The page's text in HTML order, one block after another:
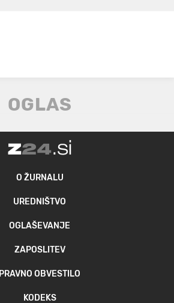
O ŽURNALU
UREDNIŠTVO
OGLAŠEVANJE
ZAPOSLITEV
PRAVNO OBVESTILO
KODEKS